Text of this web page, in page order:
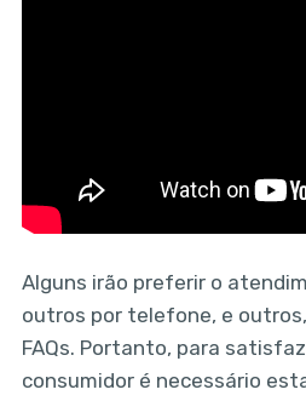
Alguns irão preferir o
outros por telefone, e
FAQs. Portanto, para
consumidor é necessário